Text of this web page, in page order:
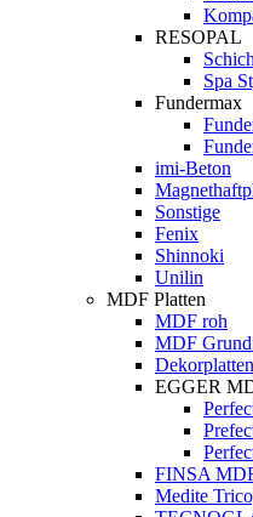
RESOPAL
Spa
Fundermax
imi-Beton
Sonstige
Fenix
Shinnoki
Unilin
MDF Platten
MDF roh
MDF
Dekorplatten
EGGER
FINSA
Medite